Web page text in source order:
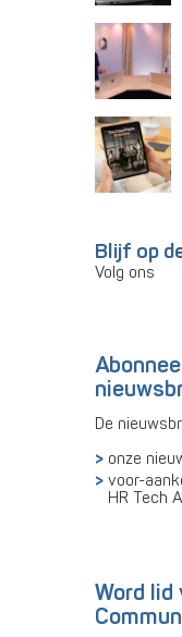
Blijf op
Volg ons
De
onze
voor-
HR Tech
Word lid